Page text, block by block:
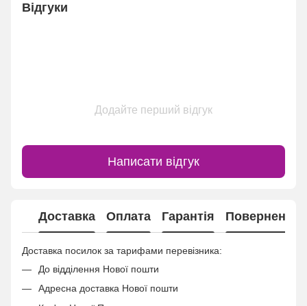
Відгуки
Додайте перший відгук
Написати відгук
Доставка Оплата Гарантія Повернення
Доставка посилок за тарифами перевізника:
До відділення Нової пошти
Адресна доставка Нової пошти